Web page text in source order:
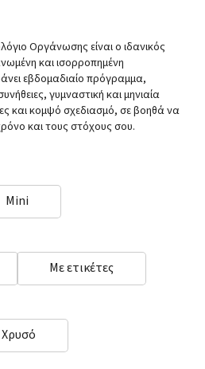
Οργάνωσης είναι ο ιδανικός
και ισορροπημένη
εβδομαδιαίο πρόγραμμα,
γυμναστική και μηνιαία
και κομψό σχεδιασμό, σε βοηθά να
και τους στόχους σου.
Mini
Με ετικέτες
Χρυσό